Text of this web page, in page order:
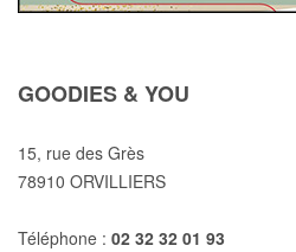
GOODIES & YOU
15, rue des Grès
78910 ORVILLIERS
Téléphone : 02 32 32 01 93